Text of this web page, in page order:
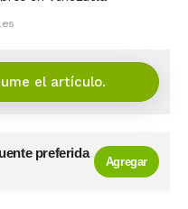
el artículo.
preferida
Agregar